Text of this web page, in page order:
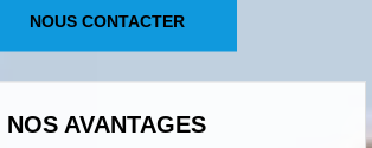
NOUS CONTACTER
NOS AVANTAGES